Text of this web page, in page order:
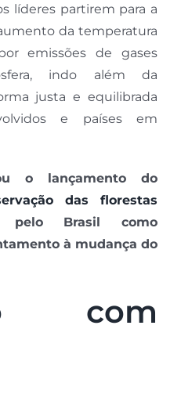
líderes partirem para a
da temperatura
emissões de gases
indo além da
justa e equilibrada
e países em
o lançamento do
das florestas
pelo Brasil como
à mudança do
com